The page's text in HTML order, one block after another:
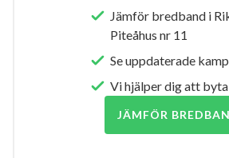
Jämför bredband i
Piteåhus nr 11
Se uppdaterade
Vi hjälper dig att byta
JÄMFÖR